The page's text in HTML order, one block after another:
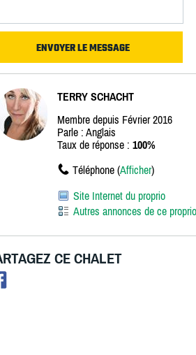
TERRY SCHACHT
Membre depuis Février 2016
Parle : Anglais
Taux de réponse : 100%
Téléphone (Afficher)
Site Internet du proprio
Autres annonces de ce proprio
CE CHALET